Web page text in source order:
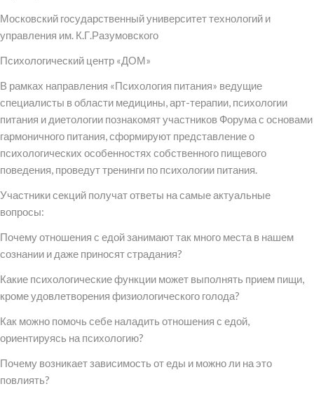
Московский государственный университет технологий и
управления им. К.Г.Разумовского
Психологический центр «ДОМ»
В рамках направления «Психология питания» ведущие
специалисты в области медицины, арт-терапии, психологии
питания и диетологии познакомят участников Форума с основами
гармоничного питания, сформируют представление о
психологических особенностях собственного пищевого
поведения, проведут тренинги по психологии питания.
Участники секций получат ответы на самые актуальные
вопросы:
Почему отношения с едой занимают так много места в нашем
сознании и даже приносят страдания?
Какие психологические функции может выполнять прием пищи,
кроме удовлетворения физиологического голода?
Как можно помочь себе наладить отношения с едой,
ориентируясь на психологию?
Почему возникает зависимость от еды и можно ли на это
повлиять?